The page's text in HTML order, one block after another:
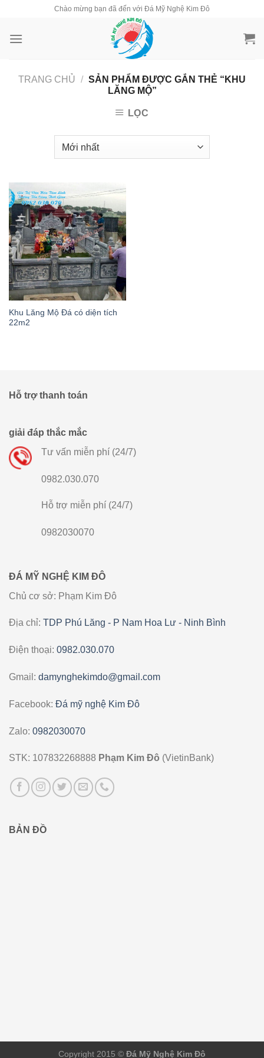
content
Chào mừng bạn đã đến với Đá Mỹ Nghệ Kim Đô
TRANG CHỦ / SẢN PHẨM ĐƯỢC GẮN THẺ “KHU
LĂNG MỘ”
LỌC
Khu Lăng Mộ Đá có diện tích
22m2
Hỗ trợ thanh toán
giải đáp thắc mắc
Tư vấn miễn phí (24/7)
0982.030.070
Hỗ trợ miễn phí (24/7)
0982030070
ĐÁ MỸ NGHỆ KIM ĐÔ
Chủ cơ sở: Phạm Kim Đô
Địa chỉ: TDP Phú Lăng - P Nam Hoa Lư - Ninh Bình
Điện thoại: 0982.030.070
Gmail: damynghekimdo@gmail.com
Facebook: Đá mỹ nghệ Kim Đô
Zalo: 0982030070
STK: 107832268888 Phạm Kim Đô (VietinBank)
BẢN ĐỒ
Copyright 2015 © Đá Mỹ Nghệ Kim Đô